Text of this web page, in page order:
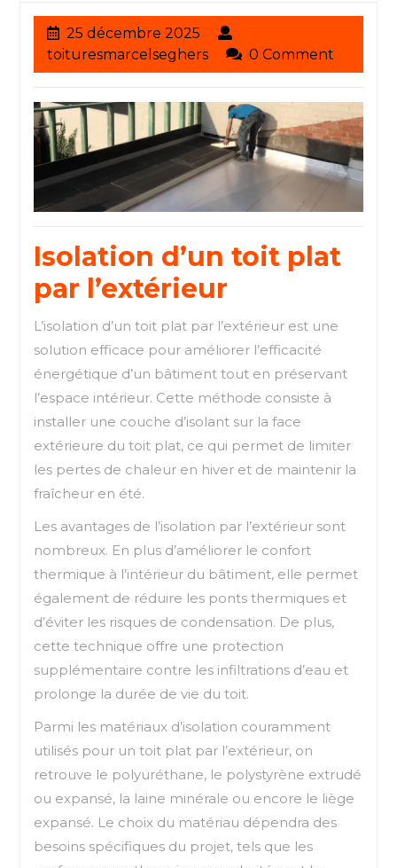
25 décembre 2025
décembre
2025
toituresmarcelsegherstoituresmarcelseghers
0 Comment
Isolation d’un toit plat
par l’extérieur
L’isolation d’un toit plat par l’extérieur est une
solution efficace pour améliorer l’efficacité
énergétique d’un bâtiment tout en préservant
l’espace intérieur. Cette méthode consiste à
installer une couche d’isolant sur la face
extérieure du toit plat, ce qui permet de limiter
les pertes de chaleur en hiver et de maintenir la
fraîcheur en été.
Les avantages de l’isolation par l’extérieur sont
nombreux. En plus d’améliorer le confort
thermique à l’intérieur du bâtiment, elle permet
également de réduire les ponts thermiques et
d’éviter les risques de condensation. De plus,
cette technique offre une protection
supplémentaire contre les infiltrations d’eau et
prolonge la durée de vie du toit.
Parmi les matériaux d’isolation couramment
utilisés pour un toit plat par l’extérieur, on
retrouve le polyuréthane, le polystyrène extrudé
ou expansé, la laine minérale ou encore le liège
expansé. Le choix du matériau dépendra des
besoins spécifiques du projet, tels que les